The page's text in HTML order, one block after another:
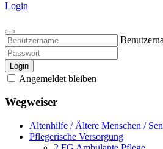
Login
Login
Angemeldet bleiben
Wegweiser
Altenhilfe / Ältere Menschen /
Pflegerische Versorgung